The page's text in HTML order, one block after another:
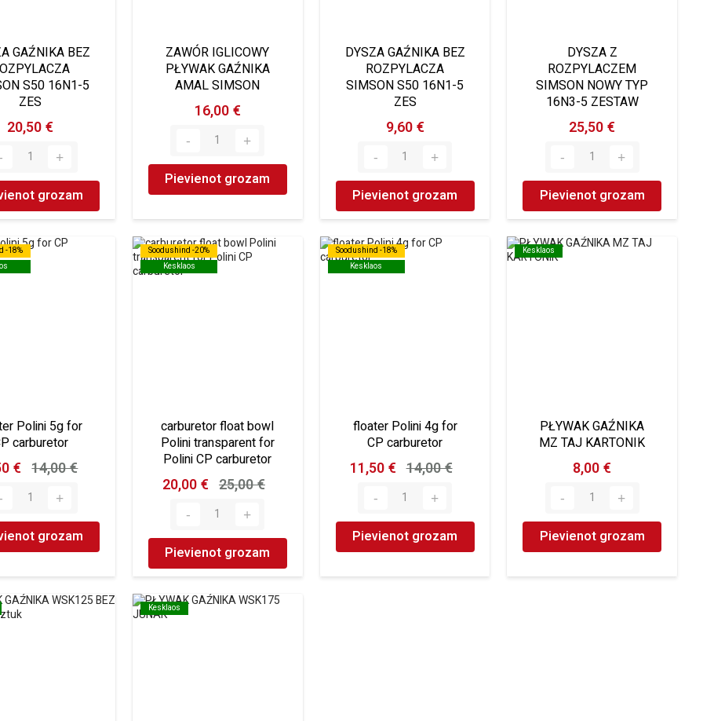
GAŹNIKA BEZ
S50 16N1-5
ZES
20,50 €
grozam
ZAWÓR IGLICOWY
PŁYWAK GAŹNIKA
AMAL SIMSON
16,00 €
Pievienot grozam
DYSZA GAŹNIKA BEZ
ROZPYLACZA
SIMSON S50 16N1-5
ZES
9,60 €
Pievienot grozam
DYSZA Z
ROZPYLACZEM
SIMSON NOWY TYP
16N3-5 ZESTAW
25,50 €
Pievienot grozam
-18%
-18%
Polini 5g for
carburetor
€ 14,00 €
grozam
Soodushind -20%
Kesklaos
Soodushind -20%
Kesklaos
carburetor float bowl
Polini transparent for
Polini CP carburetor
20,00 € 25,00 €
Pievienot grozam
Soodushind -18%
Kesklaos
Soodushind -18%
Kesklaos
floater Polini 4g for
CP carburetor
11,50 € 14,00 €
Pievienot grozam
Kesklaos
Kesklaos
PŁYWAK GAŹNIKA
MZ TAJ KARTONIK
8,00 €
Pievienot grozam
Kesklaos
Kesklaos